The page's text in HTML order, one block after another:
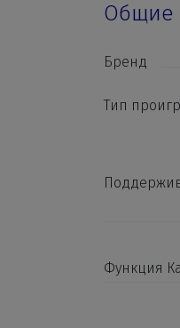
Общие
Бренд
Тип
Функция